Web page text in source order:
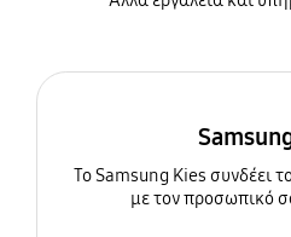
To Samsung Kies συνδέει
με τον προσωπικό